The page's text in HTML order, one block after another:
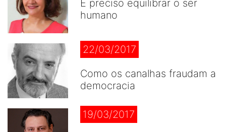
É preciso equilibrar o ser
humano
22/03/2017
Como os canalhas fraudam a
democracia
19/03/2017